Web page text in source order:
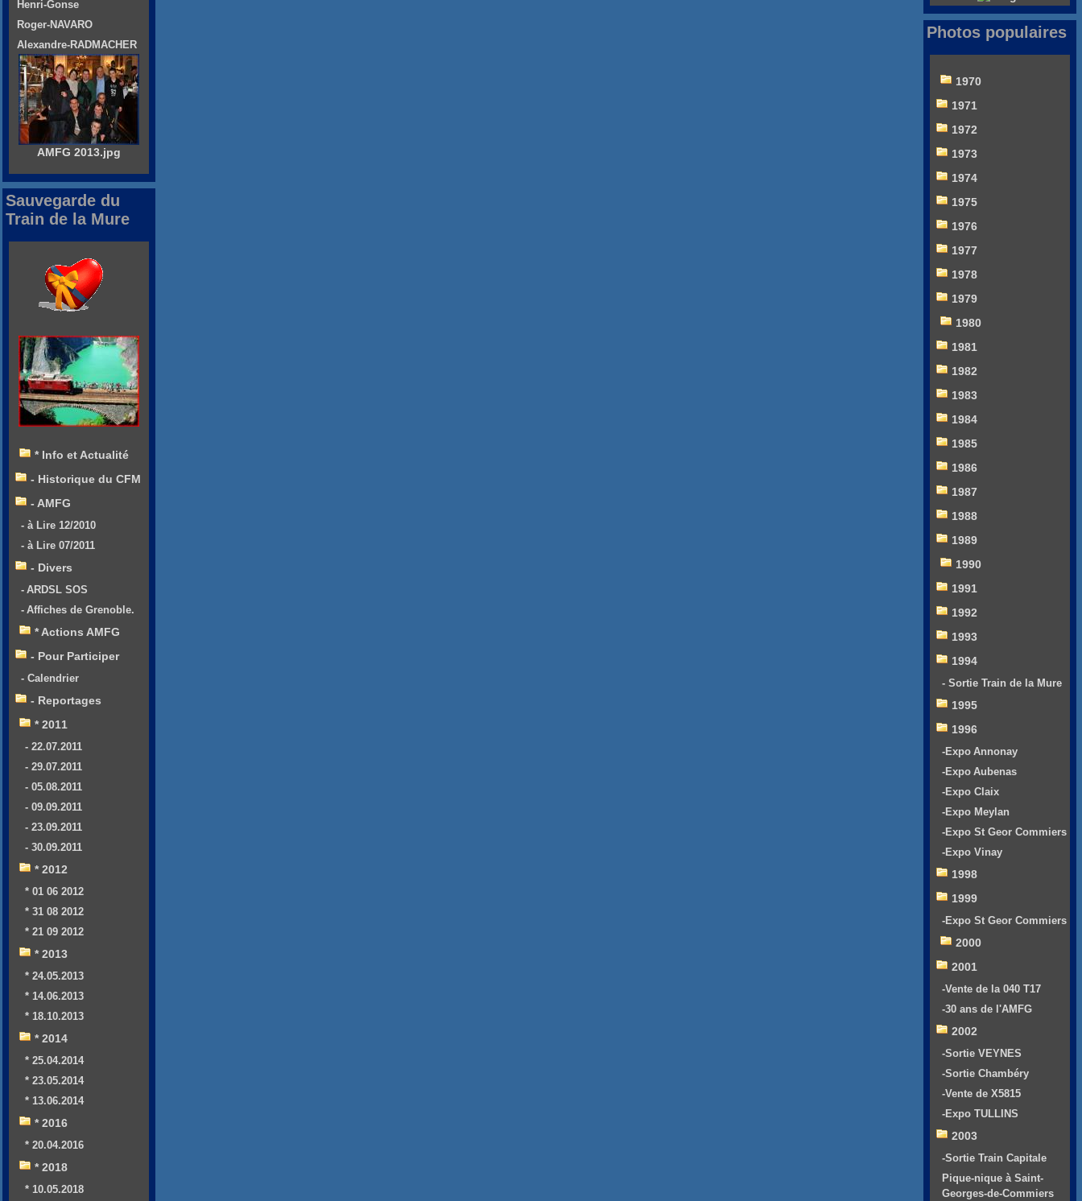
Henri-Gonse
Roger-NAVARO
Alexandre-RADMACHER
AMFG 2013.jpg
Sauvegarde du
Train de la Mure
* Info et Actualité
- Historique du CFM
- AMFG
- à Lire 12/2010
- à Lire 07/2011
- Divers
- ARDSL SOS
- Affiches de Grenoble.
* Actions AMFG
- Pour Participer
- Calendrier
- Reportages
* 2011
- 22.07.2011
- 29.07.2011
- 05.08.2011
- 09.09.2011
- 23.09.2011
- 30.09.2011
* 2012
* 01 06 2012
* 31 08 2012
* 21 09 2012
* 2013
* 24.05.2013
* 14.06.2013
* 18.10.2013
* 2014
* 25.04.2014
* 23.05.2014
* 13.06.2014
* 2016
* 20.04.2016
* 2018
* 10.05.2018
Photos populaires
1970
1971
1972
1973
1974
1975
1976
1977
1978
1979
1980
1981
1982
1983
1984
1985
1986
1987
1988
1989
1990
1991
1992
1993
1994
- Sortie Train de la Mure
1995
1996
-Expo Annonay
-Expo Aubenas
-Expo Claix
-Expo Meylan
-Expo St Geor Commiers
-Expo Vinay
1998
1999
-Expo St Geor Commiers
2000
2001
-Vente de la 040 T17
-30 ans de l'AMFG
2002
-Sortie VEYNES
-Sortie Chambéry
-Vente de X5815
-Expo TULLINS
2003
-Sortie Train Capitale
Pique-nique à Saint-
Georges-de-Commiers